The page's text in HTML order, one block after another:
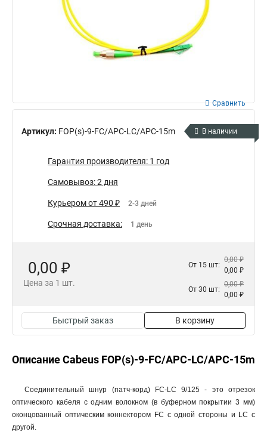
Артикул: FOP(s)-9-FC/APC-LC/APC-15m
Сравнить
В наличии
Гарантия производителя: 1 год
Самовывоз: 2 дня
Курьером от 490 ₽ 2-3 дней
Срочная доставка: 1 день
0,00 ₽
Цена за 1 шт.
От 15 шт:
0,00 ₽
0,00 ₽
От 30 шт:
0,00 ₽
0,00 ₽
Быстрый заказ В корзину
Описание Cabeus FOP(s)-9-FC/APC-LC/APC-15m
Соединительный шнур (патч-корд) FC-LC 9/125 - это отрезок
оптического кабеля c одним волокном (в буферном покрытии 3 мм)
оконцованный оптическим коннектором FC с одной стороны и LC с
другой.